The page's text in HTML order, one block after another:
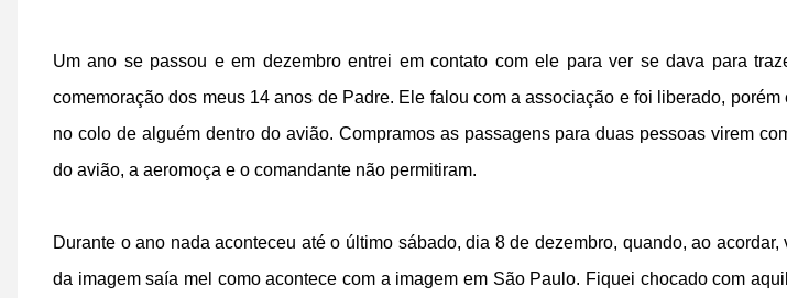
Um ano se passou e em dezembro entrei em contato com ele para ver se dava para
comemoração dos meus 14 anos de Padre. Ele falou com a associação e foi liberado,
no colo de alguém dentro do avião. Compramos as passagens para duas pessoas virem
do avião, a aeromoça e o comandante não permitiram.
Durante o ano nada aconteceu até o último sábado, dia 8 de dezembro, quando, ao
da imagem saía mel como acontece com a imagem em São Paulo. Fiquei chocado com